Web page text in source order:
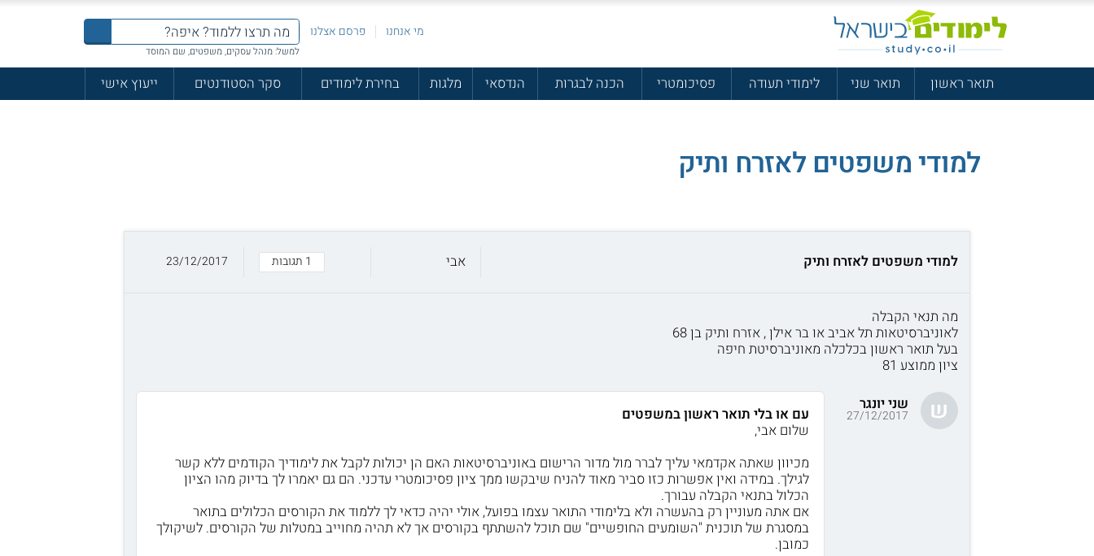
מי אנחנו פרסם אצלנו
למשל: מנהל עסקים, משפטים, שם המוסד
תואר ראשון תואר שני לימודי תעודה פסיכומטרי הכנה לבגרות הנדסאי מלגות בחירת לימודים סקר הסטודנטים ייעוץ אישי
למודי משפטים לאזרח ותיק
למודי משפטים לאזרח ותיק אבי 1 תגובות 23/12/2017
מה תנאי הקבלה
לאוניברסיטאות תל אביב או בר אילן , אזרח ותיק בן 68
בעל תואר ראשון בכלכלה מאוניברסיטת חיפה
ציון ממוצע 81
ש שני יונגר
27/12/2017
עם או בלי תואר ראשון במשפטים
שלום אבי,
מכיוון שאתה אקדמאי עליך לברר מול מדור הרישום באוניברסיטאות האם הן יכולות לקבל את לימודיך הקודמים ללא קשר
לגילך. במידה ואין אפשרות כזו סביר מאוד להניח שיבקשו ממך ציון פסיכומטרי עדכני. הם גם יאמרו לך בדיוק מהו הציון
הכלול בתנאי הקבלה עבורך.
אם אתה מעוניין רק בהעשרה ולא בלימודי התואר עצמו בפועל, אולי יהיה כדאי לך ללמוד את הקורסים הכלולים בתואר
במסגרת של תוכנית "השומעים החופשיים" שם תוכל להשתתף בקורסים אך לא תהיה מחוייב במטלות של הקורסים. לשיקולך
כמובן.